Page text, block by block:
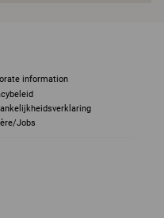
information
Jobs